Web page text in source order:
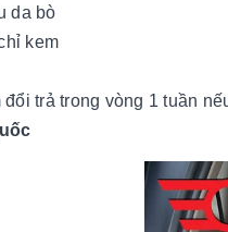
da bò
kem
đổi trả trong vòng 1 tuần